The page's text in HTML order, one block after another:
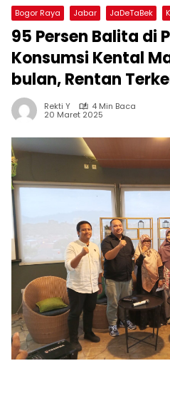
Bogor Raya Jabar JaDeTaBek
95 Persen Balita di
Konsumsi Kental
bulan, Rentan
Rekti Y 4 Min Baca
20 Maret 2025